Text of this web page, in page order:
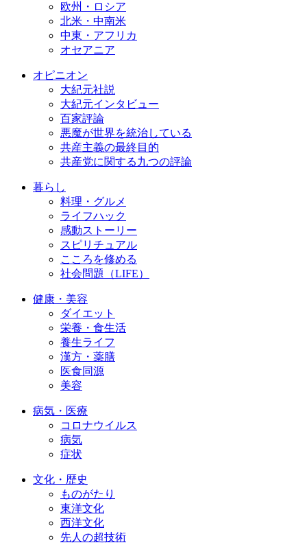
欧州・ロシア
北米・中南米
中東・アフリカ
オセアニア
オピニオン
大紀元社説
大紀元インタビュー
百家評論
悪魔が世界を統治している
共産主義の最終目的
共産党に関する九つの評論
暮らし
料理・グルメ
ライフハック
感動ストーリー
スピリチュアル
こころを修める
社会問題（LIFE）
健康・美容
ダイエット
栄養・食生活
養生ライフ
漢方・薬膳
医食同源
美容
病気・医療
コロナウイルス
病気
症状
文化・歴史
ものがたり
東洋文化
西洋文化
先人の超技術